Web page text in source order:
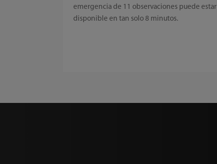
emergencia de 11 observaciones puede estar
disponible en tan solo 8 minutos.